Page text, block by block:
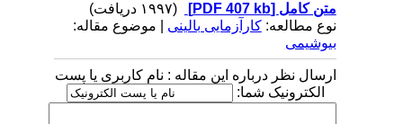
متن کامل[PDF 407 kb]
نوع مطالعه:کارآزمایی بالینی| موضوع مقاله:
بیوشیمی
ارسال نظر درباره این مقاله : نام کاربری یا پست
الکترونیک شما: